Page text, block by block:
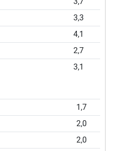
3,3
4,1
2,7
3,1
1,7
2,0
2,0